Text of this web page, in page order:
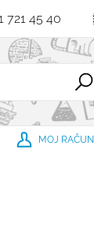
721 45 40
MOJ RAČUN